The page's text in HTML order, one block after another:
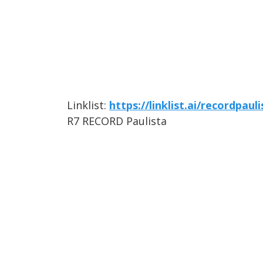
Linklist: https://linklist.ai/
R7 RECORD Paulista